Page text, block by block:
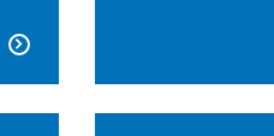
